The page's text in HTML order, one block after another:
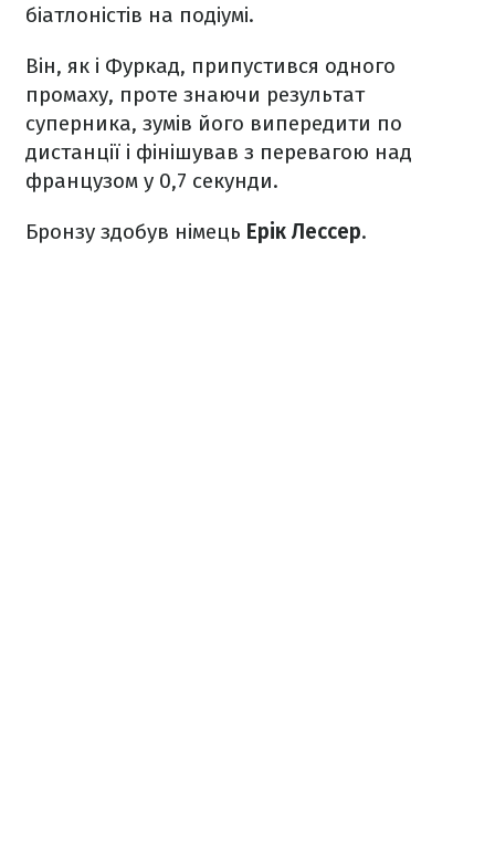
біатлоністів на подіумі.
Він, як і Фуркад, припустився одного
промаху, проте знаючи результат
суперника, зумів його випередити по
дистанції і фінішував з перевагою над
французом у 0,7 секунди.
Бронзу здобув німець Ерік Лессер.